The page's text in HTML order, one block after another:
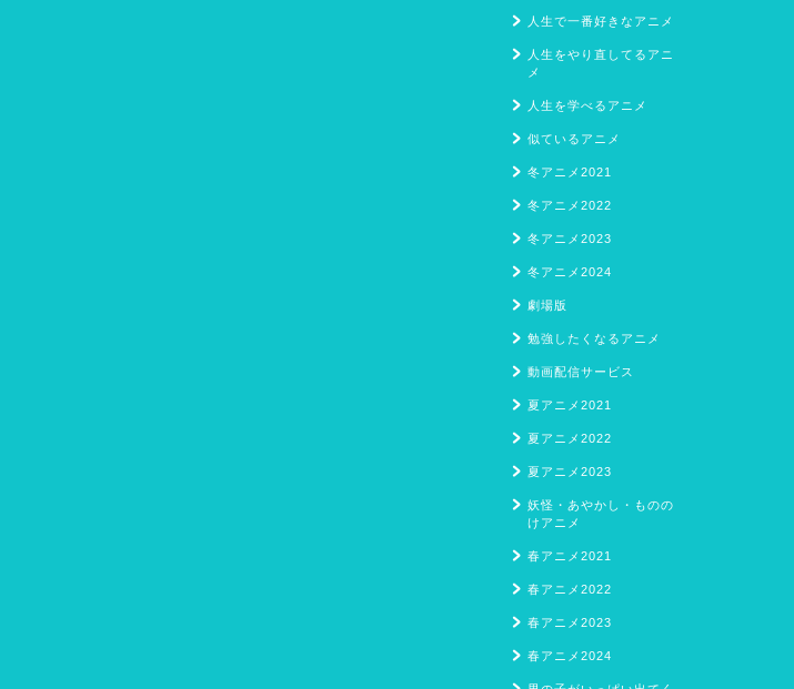
人生で一番好きなアニメ
人生をやり直してるアニ
メ
人生を学べるアニメ
似ているアニメ
冬アニメ2021
冬アニメ2022
冬アニメ2023
冬アニメ2024
劇場版
勉強したくなるアニメ
動画配信サービス
夏アニメ2021
夏アニメ2022
夏アニメ2023
妖怪・あやかし・ものの
けアニメ
春アニメ2021
春アニメ2022
春アニメ2023
春アニメ2024